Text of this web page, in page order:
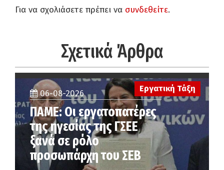
Για να σχολιάσετε πρέπει να συνδεθείτε.
Σχετικά Άρθρα
Εργατική Τάξη
06-08-2026
ΠΑΜΕ: Οι εργατοπατέρες
της ηγεσίας της ΓΣΕΕ
ξανά σε ρόλο
προσωπάρχη του ΣΕΒ